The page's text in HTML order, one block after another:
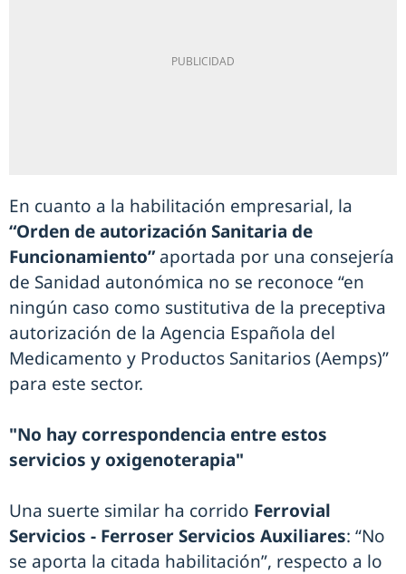
En cuanto a la habilitación empresarial, la
“Orden de autorización Sanitaria de
Funcionamiento” aportada por una consejería
de Sanidad autonómica no se reconoce “en
ningún caso como sustitutiva de la preceptiva
autorización de la Agencia Española del
Medicamento y Productos Sanitarios (Aemps)”
para este sector.
"No hay correspondencia entre estos
servicios y oxigenoterapia"
Una suerte similar ha corrido Ferrovial
Servicios - Ferroser Servicios Auxiliares: “No
se aporta la citada habilitación”, respecto a lo